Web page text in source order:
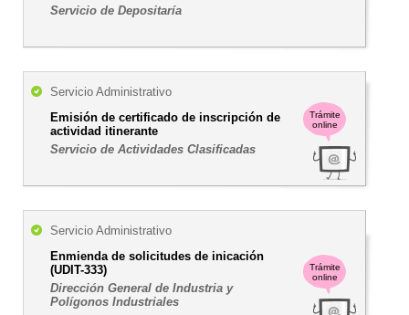
Servicio de Depositaría
Trámite
online
Servicio Administrativo
Emisión de certificado de inscripción de
actividad itinerante
Servicio de Actividades Clasificadas
Trámite
online
Servicio Administrativo
Enmienda de solicitudes de inicación
(UDIT-333)
Dirección General de Industria y
Polígonos Industriales